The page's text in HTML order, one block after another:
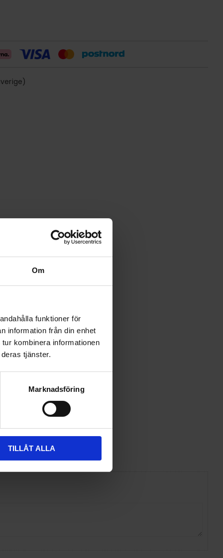
Om
funktioner för
information från din enhet
kombinera informationen
tjänster.
Marknadsföring
TILLÅT ALLA